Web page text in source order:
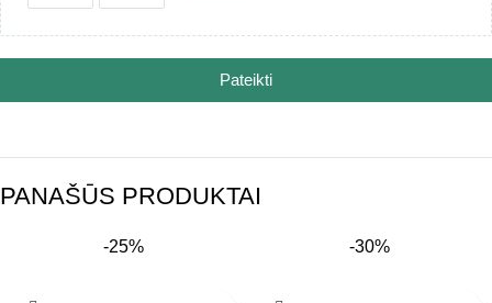
Pateikti
PANAŠŪS PRODUKTAI
-25% -30%